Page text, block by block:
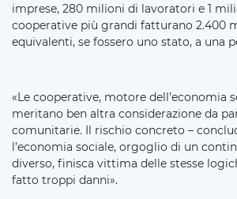
imprese, 280 milioni di lavoratori e 1
cooperative più grandi fatturano 2.400
equivalenti, se fossero uno stato, a una
«Le cooperative, motore dell’economia
meritano ben altra considerazione da
comunitarie. Il rischio concreto –
l’economia sociale, orgoglio di un
diverso, finisca vittima delle stesse
fatto troppi danni».